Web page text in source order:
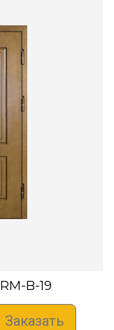
B-19
Заказать